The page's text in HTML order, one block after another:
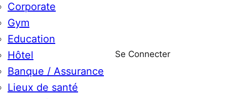
Corporate
Gym
Education
Hôtel
Banque / Assurance
Lieux de santé
Se Connecter